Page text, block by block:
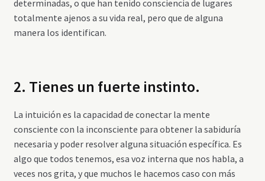
determinadas, o que han tenido consciencia de lugares
totalmente ajenos a su vida real, pero que de alguna
manera los identifican.
2. Tienes un fuerte instinto.
La intuición es la capacidad de conectar la mente
consciente con la inconsciente para obtener la sabiduría
necesaria y poder resolver alguna situación específica. Es
algo que todos tenemos, esa voz interna que nos habla, a
veces nos grita, y que muchos le hacemos caso con más